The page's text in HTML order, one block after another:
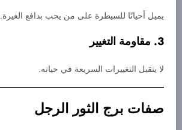
يميل أحيانًا للسيطرة على من يحب بدافع الغيرة.
3. مقاومة التغيير
لا يتقبل التغييرات السريعة في حياته.
صفات برج الثور الرجل